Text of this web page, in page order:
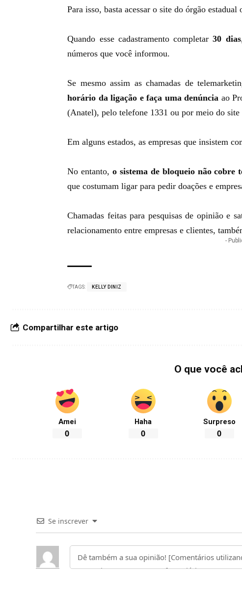
Para isso, basta acessar o site do órgão
Quando esse cadastramento completar30 dias
números que você informou.
Se mesmo assim as chamadas de
horário da ligação e faça uma denúncia ao
(Anatel), pelo telefone 1331 ou por meio do site
Em alguns estados, as empresas que insistem
No entanto,o sistema de bloqueio não cobre
que costumam ligar para pedir doações e
Chamadas feitas para pesquisas de opinião e
relacionamento entre empresas e clientes,
-
TAGS: KELLY DINIZ
Compartilhar este artigo
O que você
Amei
0
Haha
0
Surpreso
0
Se inscrever